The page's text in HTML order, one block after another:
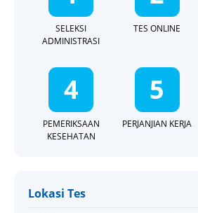
SELEKSI
ADMINISTRASI
TES ONLINE
4
PEMERIKSAAN
KESEHATAN
5
PERJANJIAN KERJA
Lokasi Tes